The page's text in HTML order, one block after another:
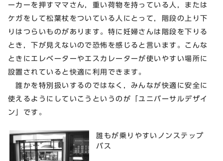
ーカーを押すママさん，重い荷物を持っている人，または
ケガをして松葉杖をついている人にとって，階段の上り下
りはつらいものがあります。特に妊婦さんは階段を下りる
とき，下が見えないので恐怖を感じると言います。こんな
ときにエレベーターやエスカレーターが使いやすい場所に
設置されていると快適に利用できます。
誰かを特別扱いするのではなく，みんなが快適に安全に
使えるようにしていこうというのが「ユニバーサルデザイ
ン」です。
誰もが乗りやすいノンステップ
バス